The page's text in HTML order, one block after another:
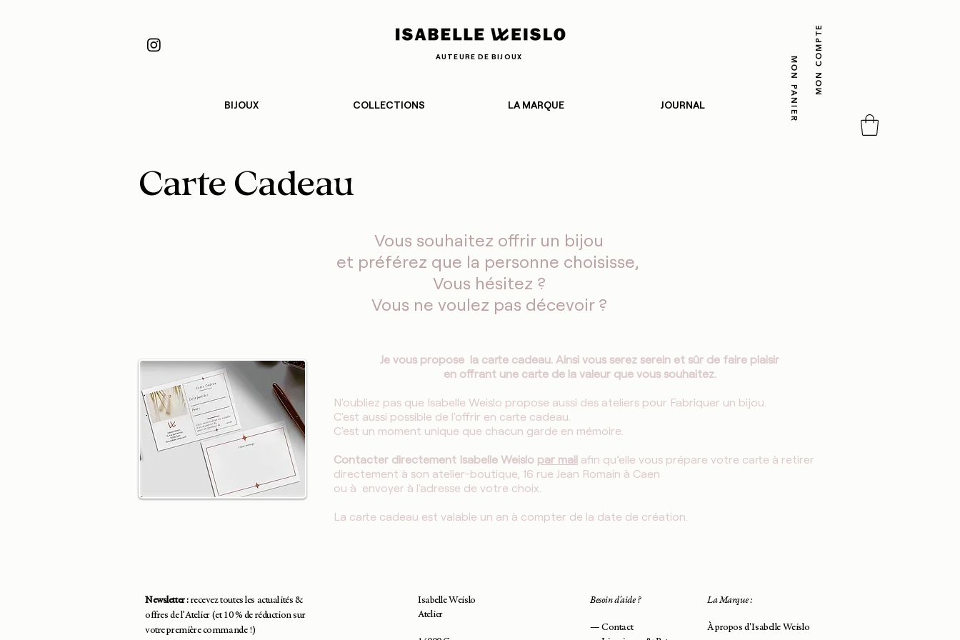
AUTEURE DE BIJOUX
BIJOUX COLLECTIONS LA MARQUE JOURNAL
MON COMPTE
MON PANIER
Carte Cadeau
Vous souhaitez offrir un bijou
et préférez que la personne choisisse,
Vous hésitez ?
Vous ne voulez pas décevoir ?
Je vous propose la carte cadeau. Ainsi vous serez serein et sûr de faire plaisir
en offrant une carte de la valeur que vous souhaitez.
N'oubliez pas que Isabelle Weislo propose aussi des ateliers pour Fabriquer un bijou.
C'est aussi possible de l'offrir en carte cadeau.
C'est un moment unique que chacun garde en mémoire.
Contacter directement Isabelle Weislo par mail afin qu’elle vous prépare votre carte à retirer
directement à son atelier-boutique, 16 rue Jean Romain à Caen
ou à envoyer à l'adresse de votre choix.
La carte cadeau est valable un an à compter de la date de création.
Newsletter : recevez toutes les actualités &
offres de l’Atelier (et 10 % de réduction sur
votre première commande !)
Isabelle Weislo
Atelier
Besoin d'aide ?
—Contact
La Marque :
À propos d'Isabelle Weislo